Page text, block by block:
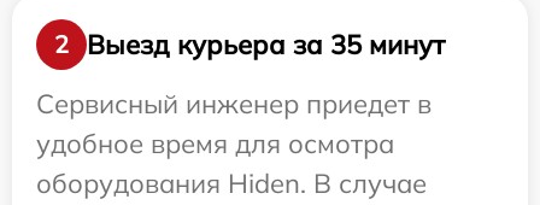
2
Выезд курьера за 35 минут
Сервисный инженер приедет в
удобное время для осмотра
оборудования Hiden. В случае